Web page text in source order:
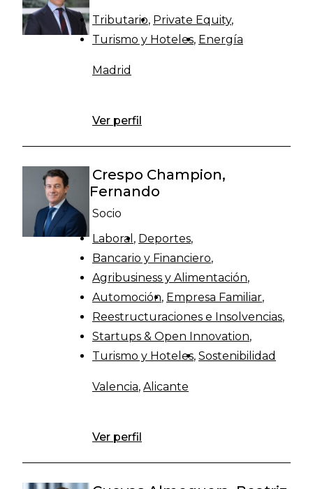
Tributario Private Equity
Turismo y Hoteles Energía
Madrid
Ver perfil
Crespo Champion,
Fernando
Socio
Laboral
Deportes
Bancario y Financiero
Agribusiness y Alimentación
Automoción Empresa Familiar
Reestructuraciones e Insolvencias
Startups & Open Innovation
Turismo y Hoteles Sostenibilidad
Valencia, Alicante
Ver perfil